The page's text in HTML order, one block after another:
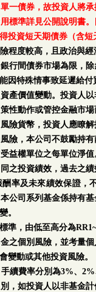
一債券，故投資人將
標準詳見公開說明書
投資短天期債券（含
程度較高，且政治與
行間債券市場為限，
因特殊情事致延遲給
產價值變動。投資人
性動作或管控金融市
險貨幣，投資人應瞭
險，本公司不鼓勵持
益權單位之每單位淨
之投資績效，過去之
率及未來績效保證
公司系列基金係持有
。
準，由低至高分為
之個別風險，並考量
變動或其他投資風險。
續費率分別為3%、
，如投資人以非基金